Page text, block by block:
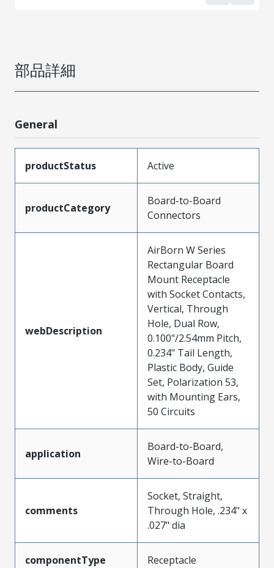
部品詳細
General
productStatus Active
productCategory
Board-to-Board
Connectors
webDescription
AirBorn W Series
Rectangular Board
Mount Receptacle
with Socket Contacts,
Vertical, Through
Hole, Dual Row,
0.100"/2.54mm Pitch,
0.234" Tail Length,
Plastic Body, Guide
Set, Polarization 53,
with Mounting Ears,
50 Circuits
application
Board-to-Board,
Wire-to-Board
comments
Socket, Straight,
Through Hole, .234" x
.027" dia
componentType Receptacle